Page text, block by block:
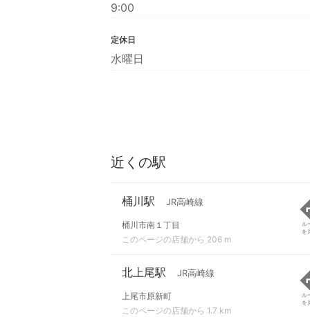
9:00
定休日
水曜日
近くの駅
桶川駅 JR高崎線
桶川市南１丁目
このページの店舗から 206 m
ル
を
北上尾駅 JR高崎線
上尾市原新町
このページの店舗から 1.7 km
ル
を